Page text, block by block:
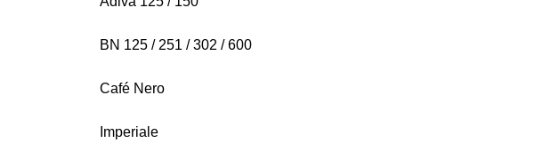
BN 125 / 251 / 302 / 600
Café Nero
Imperiale